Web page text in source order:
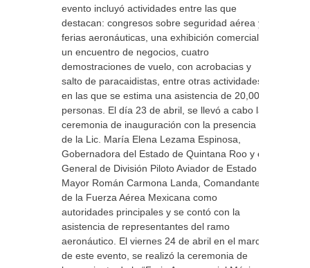
evento incluyó actividades entre las que
destacan: congresos sobre seguridad aérea y
ferias aeronáuticas, una exhibición comercial y
un encuentro de negocios, cuatro
demostraciones de vuelo, con acrobacias y
salto de paracaidistas, entre otras actividades,
en las que se estima una asistencia de 20,000
personas. El día 23 de abril, se llevó a cabo la
ceremonia de inauguración con la presencia
de la Lic. María Elena Lezama Espinosa,
Gobernadora del Estado de Quintana Roo y el
General de División Piloto Aviador de Estado
Mayor Román Carmona Landa, Comandante
de la Fuerza Aérea Mexicana como
autoridades principales y se contó con la
asistencia de representantes del ramo
aeronáutico. El viernes 24 de abril en el marco
de este evento, se realizó la ceremonia de